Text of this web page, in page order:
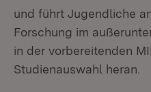
und führt Jugendliche
Forschung im
in der vorbereitenden
Studienauswahl heran.